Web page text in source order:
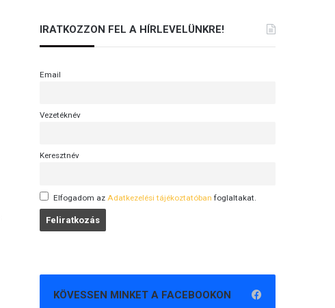
IRATKOZZON FEL A HÍRLEVELÜNKRE!
Email
Vezetéknév
Keresztnév
Elfogadom az Adatkezelési tájékoztatóban foglaltakat.
KÖVESSEN MINKET A FACEBOOKON